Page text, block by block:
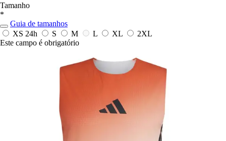
Tamanho
*
Guia de tamanhos
XS 24h S M L XL
2XL
Este campo é obrigatório